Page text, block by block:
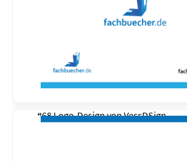
#68 Logo-Design vonVessDSign